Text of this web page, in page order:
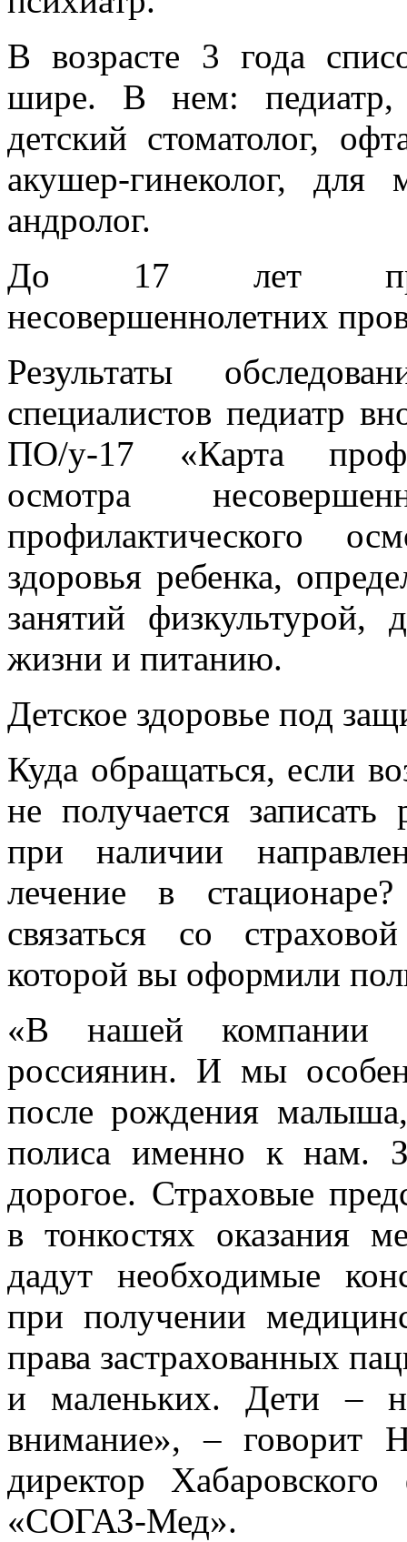
В возрасте 3 года
шире. В нем: педиатр,
детский стоматолог,
акушер-гинеколог, для
андролог.
До 17 лет
несовершеннолетних
Результаты
специалистов педиатр
ПО/у-17 «Карта
осмотра
профилактического
здоровья ребенка,
занятий физкультурой,
жизни и питанию.
Детское здоровье под
Куда обращаться, если
не получается записать
при наличии
лечение в
связаться со
которой вы оформили
«В нашей компании
россиянин. И мы
после рождения
полиса именно к нам.
дорогое. Страховые
в тонкостях оказания
дадут необходимые
при получении
права застрахованных
и маленьких. Дети –
внимание», – говорит
директор
«СОГАЗ-Мед».